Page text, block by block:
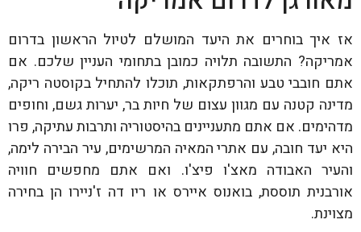
אז איך בוחרים את היעד המושלם לטיול הראשון בדרום
אמריקה? התשובה תלויה כמובן בתחומי העניין שלכם. אם
אתם חובבי טבע והרפתקאות, תוכלו להתחיל בקוסטה ריקה,
מדינה קטנה עם מגוון עצום של חיות בר, יערות גשם, וחופים
מדהימים. אם אתם מתעניינים בהיסטוריה ותרבות עתיקה, פרו
היא יעד חובה, עם אתרי המאיה המרשימים, עיר הבירה לימה,
והעיר האבודה מאצ'ו פיצ'ו. ואם אתם מחפשים חוויה
אורבנית תוססת, בואנוס איירס או ריו דה ז'ניירו הן בחירה
מצוינת.